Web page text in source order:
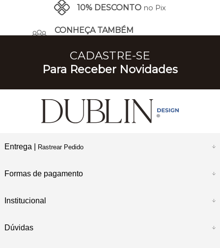
10% DESCONTO no Pix
CONHEÇA TAMBÉM
CADASTRE-SE
Para Receber Novidades
Entrega | Rastrear Pedido
Formas de pagamento
Institucional
Dúvidas